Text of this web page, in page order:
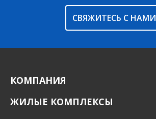
СВЯЖИТЕСЬ С НАМИ
КОМПАНИЯ
ЖИЛЫЕ КОМПЛЕКСЫ